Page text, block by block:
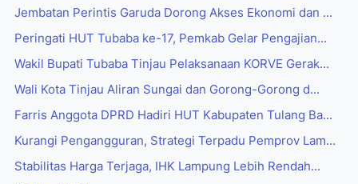
Jembatan Perintis Garuda Dorong Akses Ekonomi dan ...
Peringati HUT Tubaba ke-17, Pemkab Gelar Pengajian...
Wakil Bupati Tubaba Tinjau Pelaksanaan KORVE Gerak...
Wali Kota Tinjau Aliran Sungai dan Gorong-Gorong d...
Farris Anggota DPRD Hadiri HUT Kabupaten Tulang Ba...
Kurangi Pengangguran, Strategi Terpadu Pemprov Lam...
Stabilitas Harga Terjaga, IHK Lampung Lebih Rendah...